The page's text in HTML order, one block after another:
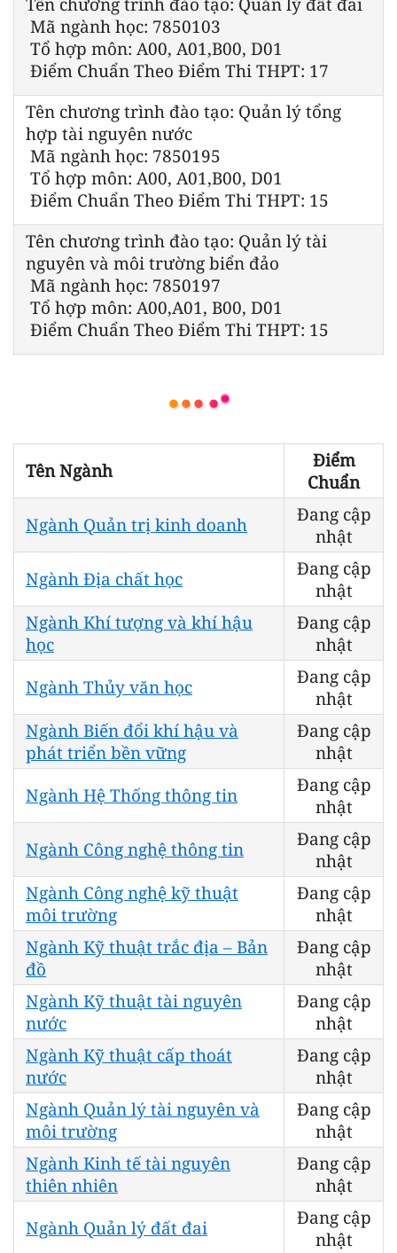
Mã ngành học: 7850103
Tổ hợp môn: A00, A01,B00, D01
Điểm Chuẩn Theo Điểm Thi THPT: 17
Tên chương trình đào tạo: Quản lý tổng
hợp tài nguyên nước
Mã ngành học: 7850195
Tổ hợp môn: A00, A01,B00, D01
Điểm Chuẩn Theo Điểm Thi THPT: 15
Tên chương trình đào tạo: Quản lý tài
nguyên và môi trường biển đảo
Mã ngành học: 7850197
Tổ hợp môn: A00,A01, B00, D01
Điểm Chuẩn Theo Điểm Thi THPT: 15
Tên Ngành
Điểm
Chuẩn
Ngành Quản trị kinh doanh
Đang cập
nhật
Ngành Địa chất học
Đang cập
nhật
Ngành Khí tượng và khí hậu
học
Đang cập
nhật
Ngành Thủy văn học
Đang cập
nhật
Ngành Biến đổi khí hậu và
phát triển bền vững
Đang cập
nhật
Ngành Hệ Thống thông tin
Đang cập
nhật
Ngành Công nghệ thông tin
Đang cập
nhật
Ngành Công nghệ kỹ thuật
môi trường
Đang cập
nhật
Ngành Kỹ thuật trắc địa – Bản
đồ
Đang cập
nhật
Ngành Kỹ thuật tài nguyên
nước
Đang cập
nhật
Ngành Kỹ thuật cấp thoát
nước
Đang cập
nhật
Ngành Quản lý tài nguyên và
môi trường
Đang cập
nhật
Ngành Kinh tế tài nguyên
thiên nhiên
Đang cập
nhật
Ngành Quản lý đất đai
Đang cập
nhật